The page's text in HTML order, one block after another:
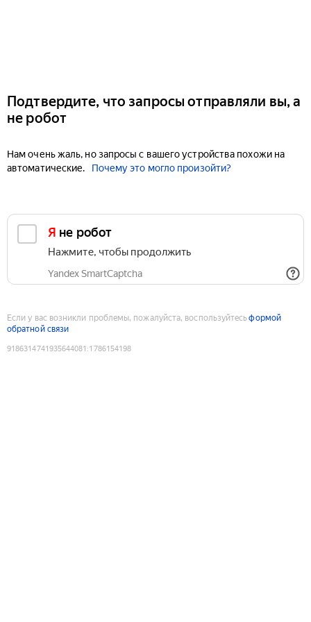
Подтвердите, что запросы отправляли вы, а
не робот
Нам очень жаль, но запросы с вашего устройства похожи на
автоматические.
Почему это могло произойти?
Я не робот
Нажмите, чтобы продолжить
Yandex SmartCaptcha
Если у вас возникли проблемы, пожалуйста, воспользуйтесьформой
обратной связи
9186314741935644081 :1786154198